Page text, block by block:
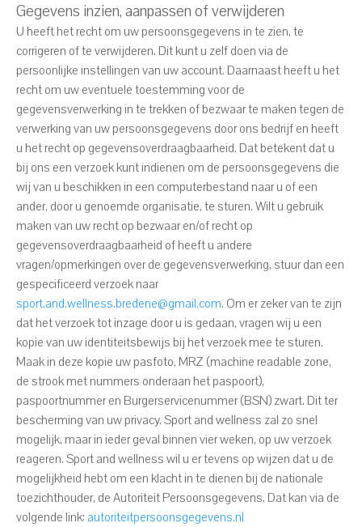
Gegevens inzien, aanpassen of verwijderen
U heeft het recht om uw persoonsgegevens in te zien, te
corrigeren of te verwijderen. Dit kunt u zelf doen via de
persoonlijke instellingen van uw account. Daarnaast heeft u het
recht om uw eventuele toestemming voor de
gegevensverwerking in te trekken of bezwaar te maken tegen de
verwerking van uw persoonsgegevens door ons bedrijf en heeft
u het recht op gegevensoverdraagbaarheid. Dat betekent dat u
bij ons een verzoek kunt indienen om de persoonsgegevens die
wij van u beschikken in een computerbestand naar u of een
ander, door u genoemde organisatie, te sturen. Wilt u gebruik
maken van uw recht op bezwaar en/of recht op
gegevensoverdraagbaarheid of heeft u andere
vragen/opmerkingen over de gegevensverwerking, stuur dan een
gespecificeerd verzoek naar
sport.and.wellness.bredene@gmail.com. Om er zeker van te zijn
dat het verzoek tot inzage door u is gedaan, vragen wij u een
kopie van uw identiteitsbewijs bij het verzoek mee te sturen.
Maak in deze kopie uw pasfoto, MRZ (machine readable zone,
de strook met nummers onderaan het paspoort),
paspoortnummer en Burgerservicenummer (BSN) zwart. Dit ter
bescherming van uw privacy. Sport and wellness zal zo snel
mogelijk, maar in ieder geval binnen vier weken, op uw verzoek
reageren. Sport and wellness wil u er tevens op wijzen dat u de
mogelijkheid hebt om een klacht in te dienen bij de nationale
toezichthouder, de Autoriteit Persoonsgegevens. Dat kan via de
volgende link: autoriteitpersoonsgegevens.nl